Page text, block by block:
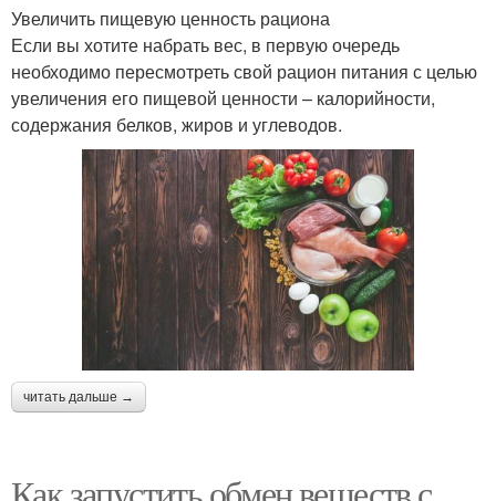
Увеличить пищевую ценность рациона
Если вы хотите набрать вес, в первую очередь
необходимо пересмотреть свой рацион питания с целью
увеличения его пищевой ценности – калорийности,
содержания белков, жиров и углеводов.
читать дальше →